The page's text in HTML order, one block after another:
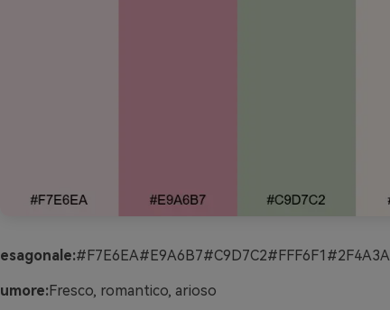
esagonale:#F7E6EA#E9A6B7#C9D7C2#FFF6F1#2F4A3A
umore:Fresco, romantico, arioso